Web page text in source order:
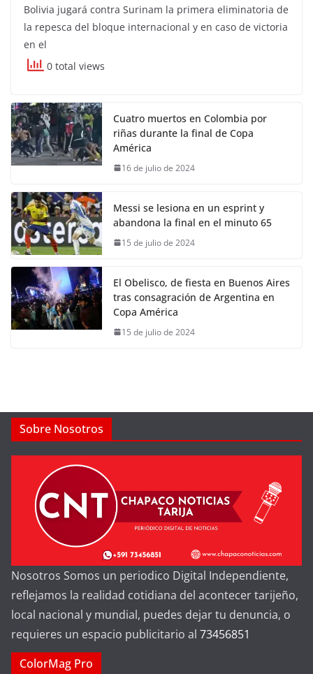
Bolivia jugará contra Surinam la primera eliminatoria de
la repesca del bloque internacional y en caso de victoria
en el
0 total views
Cuatro muertos en Colombia por
riñas durante la final de Copa
América
16 de julio de 2024
Messi se lesiona en un esprint y
abandona la final en el minuto 65
15 de julio de 2024
El Obelisco, de fiesta en Buenos Aires
tras consagración de Argentina en
Copa América
15 de julio de 2024
Sobre Nosotros
Nosotros Somos un periodico Digital Independiente,
reflejamos la realidad cotidiana del acontecer tarijeño,
local nacional y mundial, puedes dejar tu denuncia, o
requieres un espacio publicitario al 73456851
ColorMag Pro